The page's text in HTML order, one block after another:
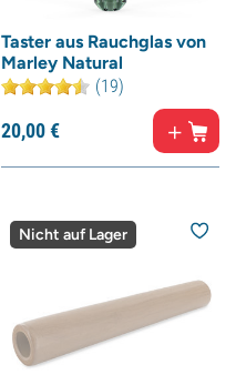
Taster aus Rauchglas von
Marley Natural
(19)
20,00€
Nicht auf Lager